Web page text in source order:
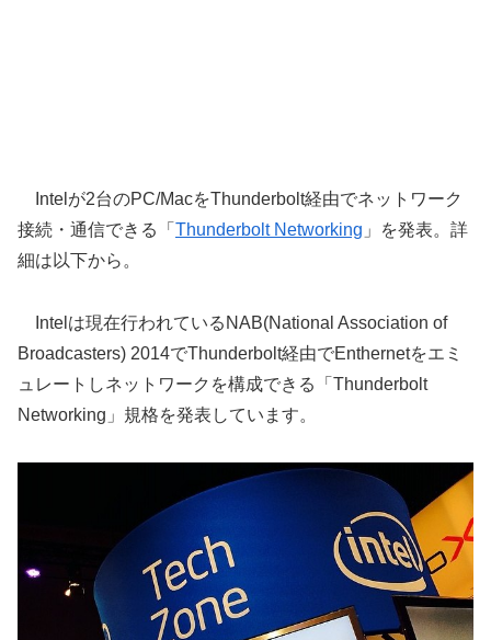
Intelが2台のPC/MacをThunderbolt経由でネットワーク
接続・通信できる「 Thunderbolt Networking 」を発表。詳
細は以下から。
Intelは現在行われているNAB(National Association of
Broadcasters) 2014でThunderbolt経由でEnthernetをエミ
ュレートしネットワークを構成できる「Thunderbolt
Networking」規格を発表しています。